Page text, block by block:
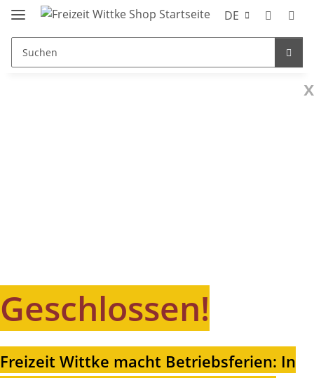
DE
x
Geschlossen!
Freizeit Wittke macht Betriebsferien: In